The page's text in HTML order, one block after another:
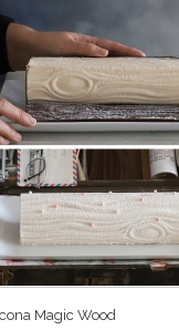
Magic Wood